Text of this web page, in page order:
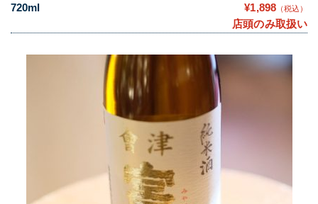
720ml
¥1,898 （税込）
店頭のみ取扱い